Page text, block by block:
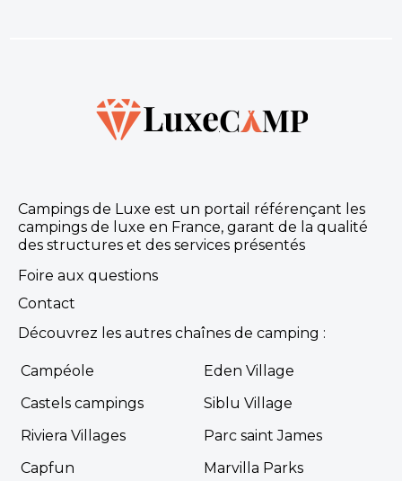
Campings de Luxe est un portail référençant les
campings de luxe en France, garant de la qualité
des structures et des services présentés
Foire aux questions
Contact
Découvrez les autres chaînes de camping :
Campéole
Eden Village
Castels campings
Siblu Village
Riviera Villages
Parc saint James
Capfun
Marvilla Parks